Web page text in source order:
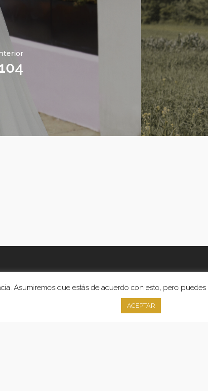
Asumiremos que estás de acuerdo con esto, pero
ACEPTAR